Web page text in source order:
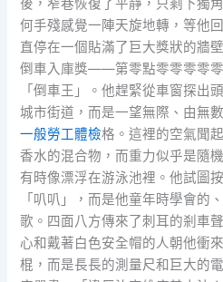
後，窄巷恢復了平靜，只剩下獨
何手殘感覺一陣天旋地轉，等他
直停在一個貼滿了巨大獎狀的牆
倒車入庫獎——第零點零零零零
「倒車王」。他趕緊從車窗探出
城市街道，而是一望無際、由無
一般勞工體檢格。這裡的空氣聞
香水的混合物，而重力似乎是隨
有時像漂浮在游泳池裡。他試圖
「叭叭」，而是他童年時學會的
歌。四面八方傳來了刺耳的剎車
心和戴著白色安全帽的人朝他衝
棍，而是長長的測量尺和巨大的